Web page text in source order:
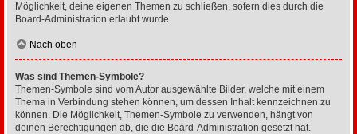
Möglichkeit, deine eigenen Themen zu schließen, sofern dies durch die
Board-Administration erlaubt wurde.
Nach oben
Was sind Themen-Symbole?
Themen-Symbole sind vom Autor ausgewählte Bilder, welche mit einem
Thema in Verbindung stehen können, um dessen Inhalt kennzeichnen zu
können. Die Möglichkeit, Themen-Symbole zu verwenden, hängt von
deinen Berechtigungen ab, die die Board-Administration gesetzt hat.